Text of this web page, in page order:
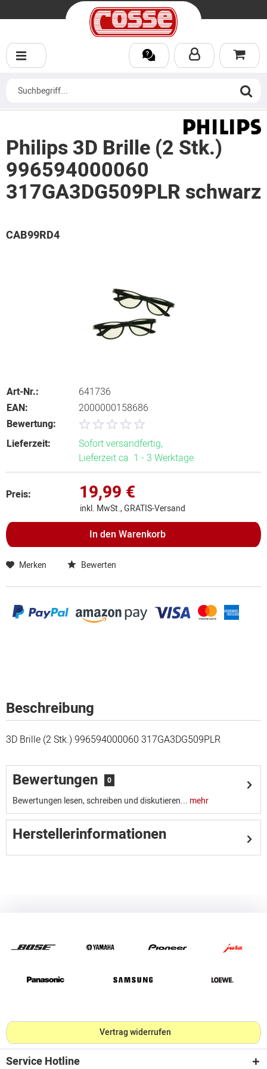
Philips 3D Brille (2 Stk.)
996594000060
317GA3DG509PLR schwarz
CAB99RD4
Art-Nr.:
641736
EAN:
2000000158686
Bewertung:
Lieferzeit:
Sofort versandfertig,
Lieferzeit ca. 1 - 3 Werktage
Preis: 19,99 €
inkl. MwSt., GRATIS-Versand
In den Warenkorb
Merken Bewerten
Beschreibung
3D Brille (2 Stk.) 996594000060 317GA3DG509PLR
Bewertungen 0
Bewertungen lesen, schreiben und diskutieren... mehr
Herstellerinformationen
Vertrag widerrufen
Service Hotline